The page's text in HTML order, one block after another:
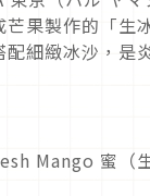
芒果製作的「生
細緻冰沙，是
Mango 蜜（